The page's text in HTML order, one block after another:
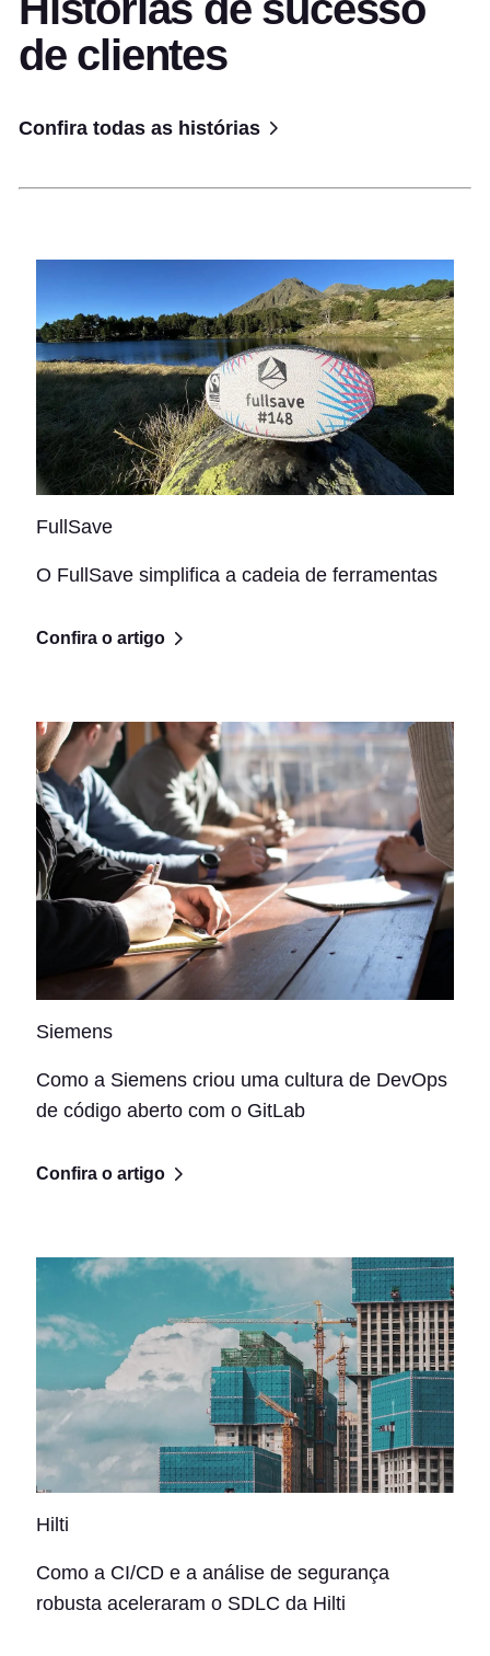
de clientes
Confira todas as histórias
FullSave
O FullSave simplifica a cadeia de ferramentas
Confira o artigo
Siemens
Como a Siemens criou uma cultura de DevOps
de código aberto com o GitLab
Confira o artigo
Hilti
Como a CI/CD e a análise de segurança
robusta aceleraram o SDLC da Hilti